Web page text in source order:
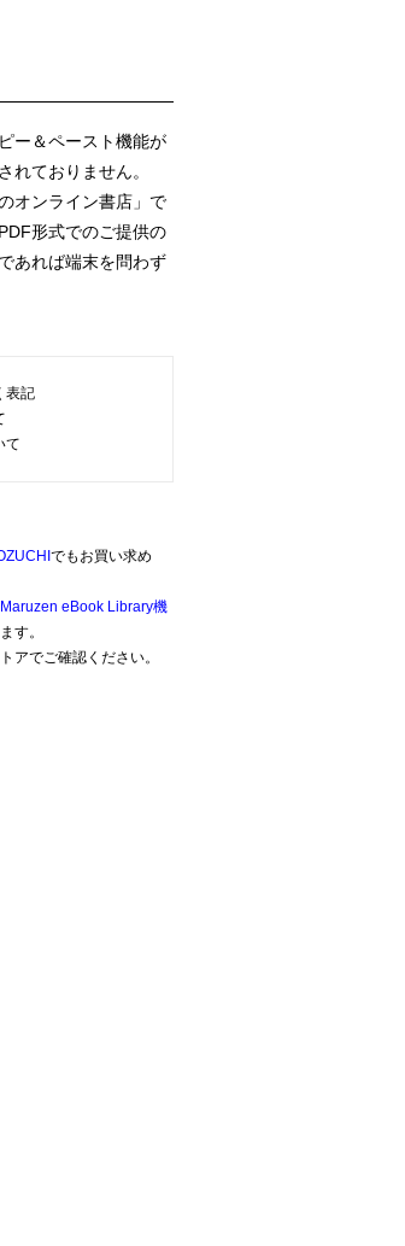
ー＆ペースト機能が
ておりません。
オンライン書店」で
形式でのご提供の
あれば端末を問わず
表記
て
でもお買い求め
Maruzen eBook Library機
す。
アでご確認ください。